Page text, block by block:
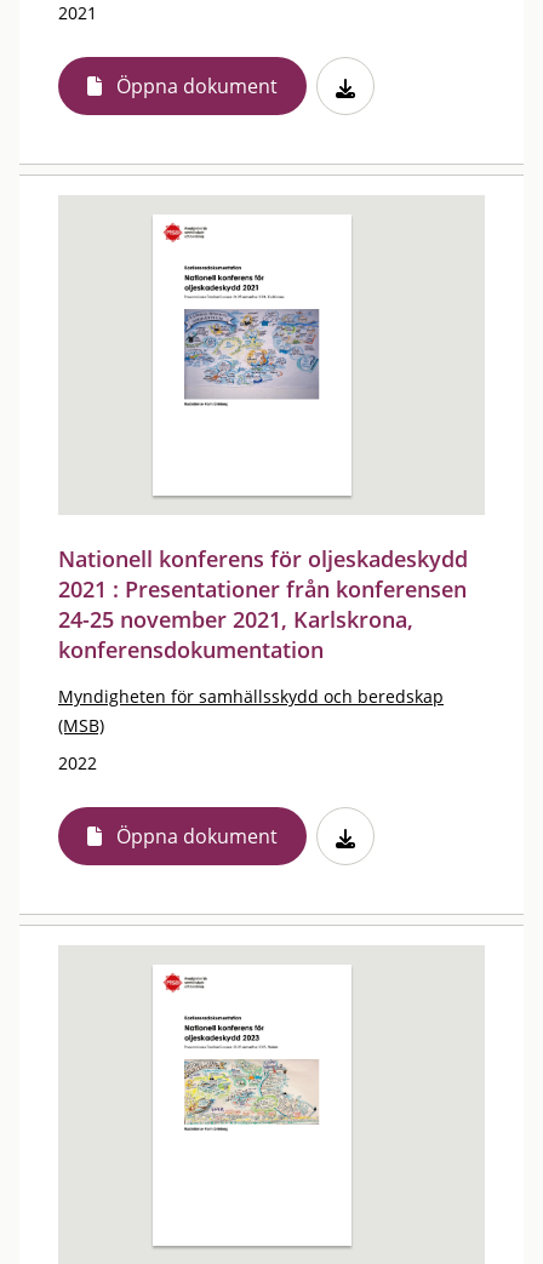
2021
Öppna dokument
Nationell konferens för oljeskadeskydd
2021 : Presentationer från konferensen
24-25 november 2021, Karlskrona,
konferensdokumentation
Myndigheten för samhällsskydd och beredskap
(MSB)
2022
Öppna dokument